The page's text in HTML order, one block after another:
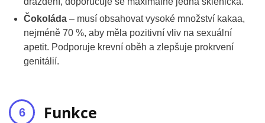
Čokoláda – musí obsahovat vysoké množství kakaa,
nejméně 70 %, aby měla pozitivní vliv na sexuální
apetit. Podporuje krevní oběh a zlepšuje prokrvení
genitálií.
Funkce